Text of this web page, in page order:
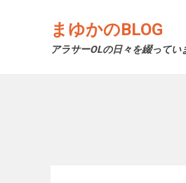
まゆかのBLOG
アラサーOLの日々を綴ってい